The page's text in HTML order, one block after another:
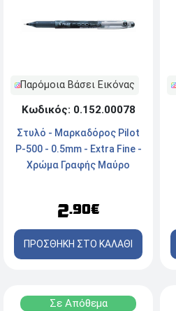
Παρόμοια Βάσει Εικόνας
Κωδικός: 0.152.00078
Στυλό - Μαρκαδόρος Pilot
Ρ-500 - 0.5mm - Extra Fine -
Χρώμα Γραφής Μαύρο
2.90€
ΠΡΟΣΘΗΚΗ ΣΤΟ ΚΑΛΑΘΙ
Σε Απόθεμα